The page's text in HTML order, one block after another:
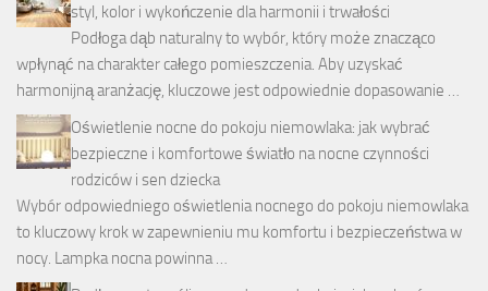
styl, kolor i wykończenie dla harmonii i trwałości
Podłoga dąb naturalny to wybór, który może znacząco
wpłynąć na charakter całego pomieszczenia. Aby uzyskać
harmonijną aranżację, kluczowe jest odpowiednie dopasowanie …
Oświetlenie nocne do pokoju niemowlaka: jak wybrać
bezpieczne i komfortowe światło na nocne czynności
rodziców i sen dziecka
Wybór odpowiedniego oświetlenia nocnego do pokoju niemowlaka
to kluczowy krok w zapewnieniu mu komfortu i bezpieczeństwa w
nocy. Lampka nocna powinna …